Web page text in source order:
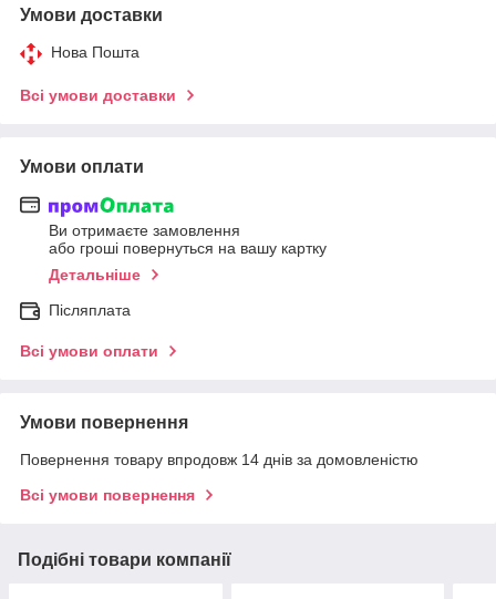
Умови доставки
Нова Пошта
Всі умови доставки
Умови оплати
Ви отримаєте замовлення
або гроші повернуться на вашу картку
Детальніше
Післяплата
Всі умови оплати
Умови повернення
Повернення товару впродовж 14 днів за домовленістю
Всі умови повернення
Подібні товари компанії